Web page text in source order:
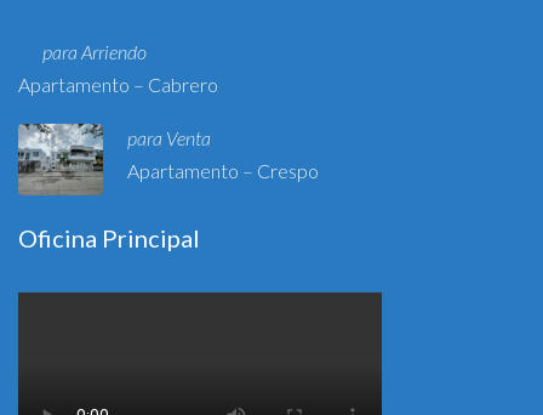
para Arriendo
Apartamento – Cabrero
para Venta
Apartamento – Crespo
Oficina Principal